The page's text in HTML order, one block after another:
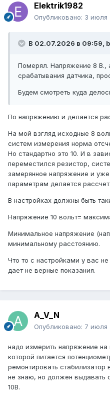
Elektrik1982
Опубликовано: 3 июля
В 02.07.2026 в 09:59,
Померял. Напряжение 8
срабатывания датчика,
Будем смотреть куда
По напряжению и делается
На мой взгляд исходные 8
систем измерения норма
Но стандартно это 10. И в
переместился резистор,
замерянное напряжение и
параметрам делается рассчет.
В настройках должны быть
Напряжение 10 вольт=
Минимальное напряжение
минимальному расстоянию.
Что то с настройками у вас
дает не верные показания.
A_V_N
Опубликовано: 7 июля
надо измерить напряжение
которой питается
ремонтировать стабилизатор
не знаю, но должен выдавать
10В.